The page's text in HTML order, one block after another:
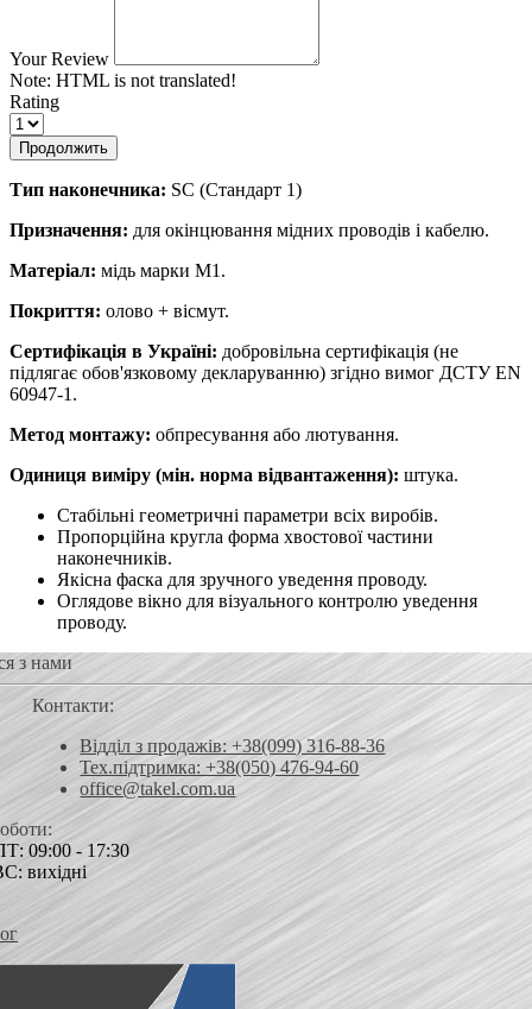
Your Review
Note: HTML is not translated!
Rating
Продолжить
Тип наконечника: SC (Стандарт 1)
Призначення: для окінцювання мідних проводів і кабелю.
Матеріал: мідь марки М1.
Покриття: олово + вісмут.
Сертифікація в Україні: добровільна сертифікація (не
підлягає обов'язковому декларуванню) згідно вимог ДСТУ EN
60947-1.
Метод монтажу: обпресування або лютування.
Одиниця виміру (мін. норма відвантаження): штука.
Стабільні геометричні параметри всіх виробів.
Пропорційна кругла форма хвостової частини
наконечників.
Якісна фаска для зручного уведення проводу.
Оглядове вікно для візуального контролю уведення
проводу.
з нами
Контакти:
Відділ з продажів: +38(099) 316-88-36
Тех.підтримка: +38(050) 476-94-60
office@takel.com.ua
09:00 - 17:30
вихідні